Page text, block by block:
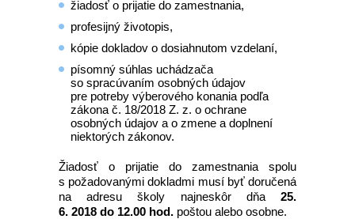
žiadosť o prijatie do zamestnania,
profesijný životopis,
kópie dokladov o dosiahnutom vzdelaní,
písomný súhlas uchádzača
so spracúvaním osobných údajov
pre potreby výberového konania podľa
zákona č. 18/2018 Z. z. o ochrane
osobných údajov a o zmene a doplnení
niektorých zákonov.
Žiadosť o prijatie do zamestnania spolu
s požadovanými dokladmi musí byť doručená
na adresu školy najneskôr dňa 25.
6. 2018 do 12.00 hod. poštou alebo osobne.